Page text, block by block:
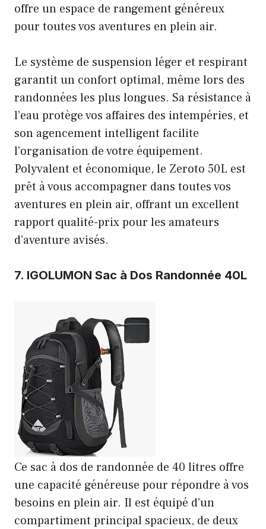
offre un espace de rangement généreux
pour toutes vos aventures en plein air.
Le système de suspension léger et respirant
garantit un confort optimal, même lors des
randonnées les plus longues. Sa résistance à
l’eau protège vos affaires des intempéries, et
son agencement intelligent facilite
l’organisation de votre équipement.
Polyvalent et économique, le Zeroto 50L est
prêt à vous accompagner dans toutes vos
aventures en plein air, offrant un excellent
rapport qualité-prix pour les amateurs
d’aventure avisés.
7. IGOLUMON Sac à Dos Randonnée 40L
Ce sac à dos de randonnée de 40 litres offre
une capacité généreuse pour répondre à vos
besoins en plein air. Il est équipé d’un
compartiment principal spacieux, de deux